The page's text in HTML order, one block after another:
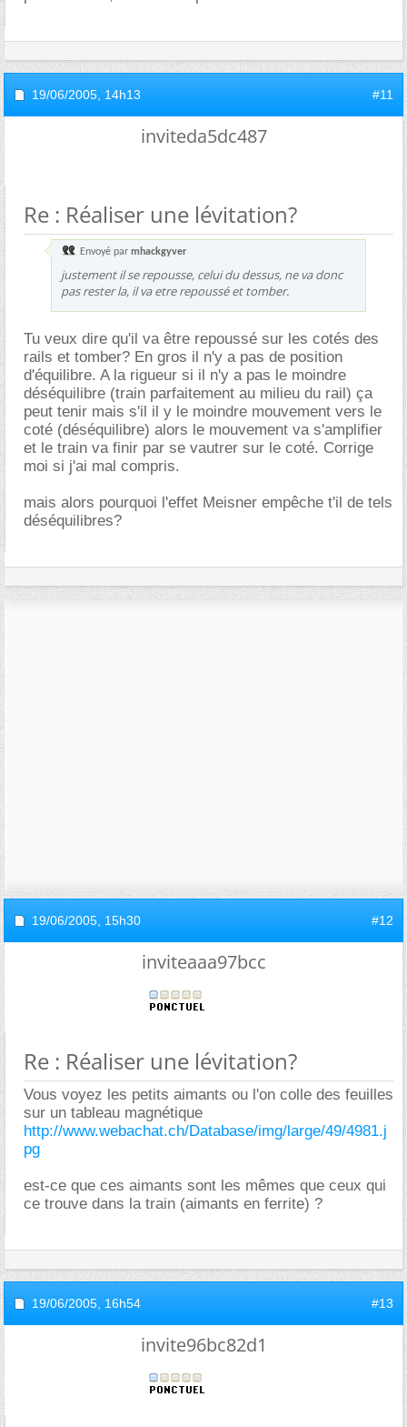
19/06/2005, 14h13 #11
inviteda5dc487
Re : Réaliser une lévitation?
Envoyé par mhackgyver
justement il se repousse, celui du dessus, ne va donc
pas rester la, il va etre repoussé et tomber.
Tu veux dire qu'il va être repoussé sur les cotés des
rails et tomber? En gros il n'y a pas de position
d'équilibre. A la rigueur si il n'y a pas le moindre
déséquilibre (train parfaitement au milieu du rail) ça
peut tenir mais s'il il y le moindre mouvement vers le
coté (déséquilibre) alors le mouvement va s'amplifier
et le train va finir par se vautrer sur le coté. Corrige
moi si j'ai mal compris.
mais alors pourquoi l'effet Meisner empêche t'il de tels
déséquilibres?
19/06/2005, 15h30 #12
inviteaaa97bcc
Re : Réaliser une lévitation?
Vous voyez les petits aimants ou l'on colle des feuilles
sur un tableau magnétique
http://www.webachat.ch/Database/img/large/49/4981.j
pg
est-ce que ces aimants sont les mêmes que ceux qui
ce trouve dans la train (aimants en ferrite) ?
19/06/2005, 16h54 #13
invite96bc82d1